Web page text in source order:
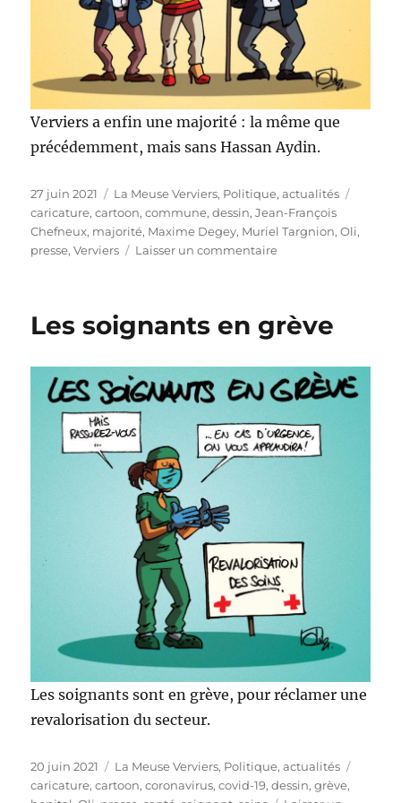
Verviers a enfin une majorité : la même que
précédemment, mais sans Hassan Aydin.
Publié
le
27 juin 2021 Catégories
La Meuse Verviers, Politique, actualités
caricature,cartoon,commune,dessin,Jean-François
Chefneux, majorité, Maxime Degey, Muriel Targnion,Oli,
presse,Verviers Laisser un commentairesur
majorité
Les soignants en grève
Les soignants sont en grève, pour réclamer une
revalorisation du secteur.
Publié
le
20 juin 2021 Catégories
La Meuse Verviers, Politique, actualités
caricature,cartoon,coronavirus,covid-19,dessin,grève,